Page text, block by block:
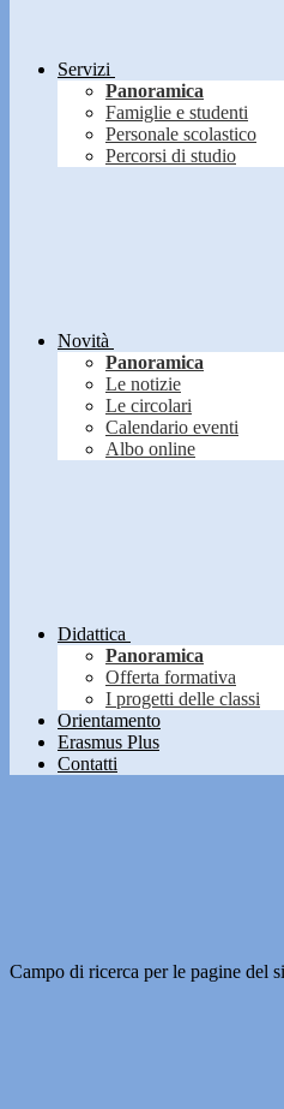
Servizi
Panoramica
Famiglie e studenti
Personale scolastico
Percorsi di studio
Novità
Panoramica
Le notizie
Le circolari
Calendario eventi
Albo online
Didattica
Panoramica
Offerta formativa
I progetti delle classi
Orientamento
Erasmus Plus
Contatti
Campo di ricerca per le pagine del